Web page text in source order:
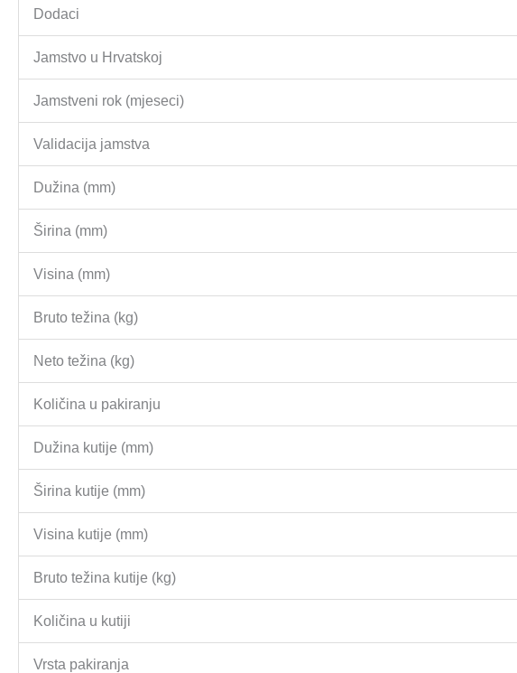
Dodaci
Jamstvo u Hrvatskoj
Jamstveni rok (mjeseci)
Validacija jamstva
Dužina (mm)
Širina (mm)
Visina (mm)
Bruto težina (kg)
Neto težina (kg)
Količina u pakiranju
Dužina kutije (mm)
Širina kutije (mm)
Visina kutije (mm)
Bruto težina kutije (kg)
Količina u kutiji
Vrsta pakiranja